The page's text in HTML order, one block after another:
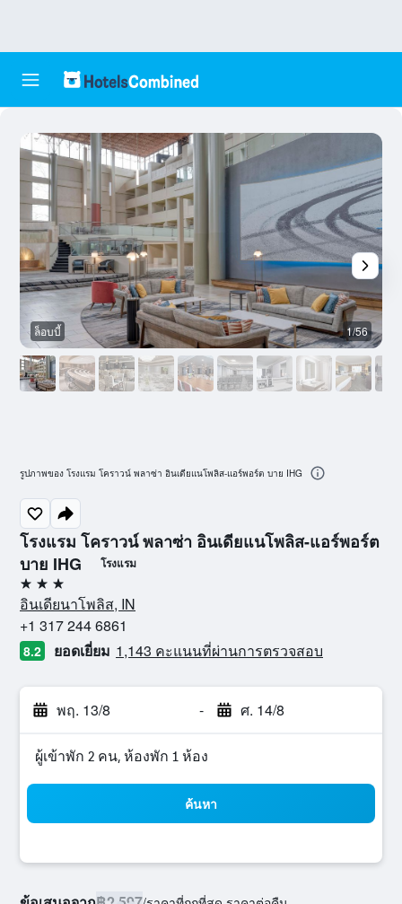
โรงแรม โคราวน์ พลาซ่า อินเดียแนโพลิส-แอร์พอร์ต
บาย IHG
โรงแรม
3 ดาว
อินเดียนาโพลิส, IN
+1 317 244 6861
8.2 ยอดเยี่ยม 1,143 คะแนนที่ผ่านการตรวจสอบ
พฤ. 13/8 - ศ. 14/8
ผู้เข้าพัก 2 คน, ห้องพัก 1 ห้อง
ค้นหา
ล็อบบี้ 1/56
รูปภาพของ โรงแรม โคราวน์ พลาซ่า อินเดียแนโพลิส-แอร์พอร์ต บาย IHG